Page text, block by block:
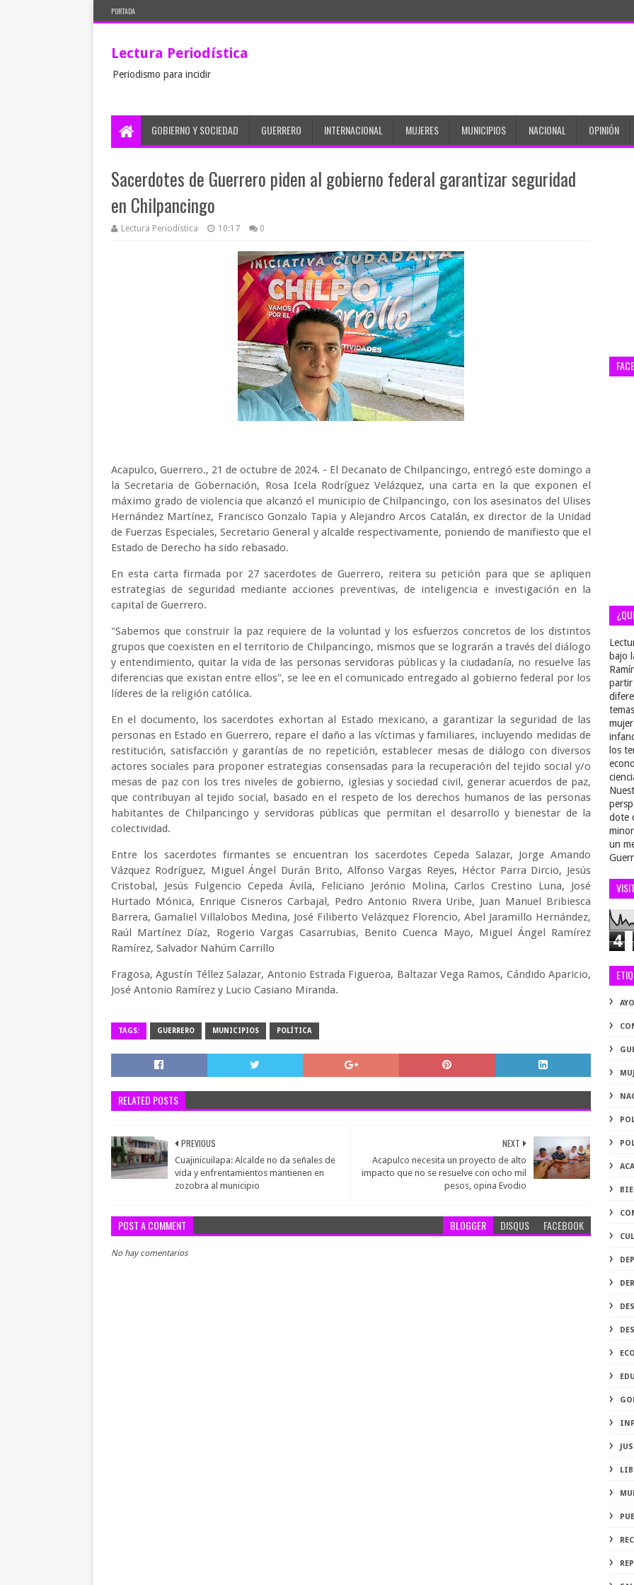
PORTADA
Lectura Periodística
Periodismo para incidir
GOBIERNO Y SOCIEDAD GUERRERO INTERNACIONAL MUJERES MUNICIPIOS NACIONAL OPINIÓN
Sacerdotes de Guerrero piden al gobierno federal garantizar seguridad
en Chilpancingo
Lectura Periodística 10:17 0
Acapulco, Guerrero., 21 de octubre de 2024. - El Decanato de Chilpancingo, entregó este domingo a
la Secretaria de Gobernación, Rosa Icela Rodríguez Velázquez, una carta en la que exponen el
máximo grado de violencia que alcanzó el municipio de Chilpancingo, con los asesinatos del Ulises
Hernández Martínez, Francisco Gonzalo Tapia y Alejandro Arcos Catalán, ex director de la Unidad
de Fuerzas Especiales, Secretario General y alcalde respectivamente, poniendo de manifiesto que el
Estado de Derecho ha sido rebasado.
En esta carta firmada por 27 sacerdotes de Guerrero, reitera su petición para que se apliquen
estrategias de seguridad mediante acciones preventivas, de inteligencia e investigación en la
capital de Guerrero.
"Sabemos que construir la paz requiere de la voluntad y los esfuerzos concretos de los distintos
grupos que coexisten en el territorio de Chilpancingo, mismos que se lograrán a través del diálogo
y entendimiento, quitar la vida de las personas servidoras públicas y la ciudadanía, no resuelve las
diferencias que existan entre ellos", se lee en el comunicado entregado al gobierno federal por los
líderes de la religión católica.
En el documento, los sacerdotes exhortan al Estado mexicano, a garantizar la seguridad de las
personas en Estado en Guerrero, repare el daño a las víctimas y familiares, incluyendo medidas de
restitución, satisfacción y garantías de no repetición, establecer mesas de diálogo con diversos
actores sociales para proponer estrategias consensadas para la recuperación del tejido social y/o
mesas de paz con los tres niveles de gobierno, iglesias y sociedad civil, generar acuerdos de paz,
que contribuyan al tejido social, basado en el respeto de los derechos humanos de las personas
habitantes de Chilpancingo y servidoras públicas que permitan el desarrollo y bienestar de la
colectividad.
Entre los sacerdotes firmantes se encuentran los sacerdotes Cepeda Salazar, Jorge Amando
Vázquez Rodríguez, Miguel Ángel Durán Brito, Alfonso Vargas Reyes, Héctor Parra Dircio, Jesús
Cristobal, Jesús Fulgencio Cepeda Ávila, Feliciano Jerónio Molina, Carlos Crestino Luna, José
Hurtado Mónica, Enrique Cisneros Carbajal, Pedro Antonio Rivera Uribe, Juan Manuel Bribiesca
Barrera, Gamaliel Villalobos Medina, José Filiberto Velázquez Florencio, Abel Jaramillo Hernández,
Raúl Martínez Díaz, Rogerio Vargas Casarrubias, Benito Cuenca Mayo, Miguel Ángel Ramírez
Ramírez, Salvador Nahúm Carrillo
Fragosa, Agustín Téllez Salazar, Antonio Estrada Figueroa, Baltazar Vega Ramos, Cándido Aparicio,
José Antonio Ramírez y Lucio Casiano Miranda.
TAGS: GUERRERO MUNICIPIOS POLÍTICA
RELATED POSTS
NEXT
Acapulco necesita un proyecto de alto
impacto que no se resuelve con ocho mil
pesos, opina Evodio
PREVIOUS
Cuajinicuilapa: Alcalde no da señales de
vida y enfrentamientos mantienen en
zozobra al municipio
POST A COMMENT BLOGGER DISQUS FACEBOOK
No hay comentarios
bajo
partir
los
dote
un
4